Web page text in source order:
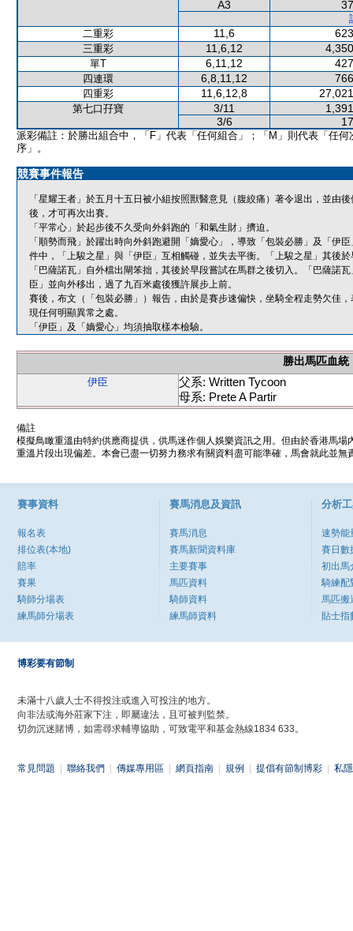
A3
二重彩
11,6
三重彩 11,6,12
單T 6,11,12
四連環 6,8,11,12
四重彩 11,6,12,8
第七口孖寶 3/11
3/6
派彩備註：於勝出組合中，「F」代表「任何組合」；「M」則代表「任何
序」。
競賽事件報告
「星耀王者」於五月十五日被小組按照獸醫意見（腹絞痛）著令退出，並由
後，才可再次出賽。
「平常心」於起步後不久受向外斜跑的「和氣生財」擠迫。
「順勢而飛」於躍出時向外斜跑避開「嫡愛心」，導致「包裝必勝」及「伊
件中，「上駿之星」與「伊臣」互相觸碰，並失去平衡。「上駿之星」其後
「巴薩諾瓦」自外檔出閘笨拙，其後於早段嘗試在馬群之後切入。「巴薩諾
臣」並向外移出，過了九百米處後獲許展步上前。
賽後，布文（「包裝必勝」）報告，由於是賽步速偏快，坐騎全程走勢欠佳
現任何明顯異常之處。
「伊臣」及「嫡愛心」均須抽取樣本檢驗。
勝出馬匹血統
伊臣
父系: Written Tycoon
母系: Prete A Partir
備註
模擬鳥瞰重溫由特約供應商提供，供馬迷作個人娛樂資訊之用。但由於香港馬
重溫片段出現偏差。本會已盡一切努力務求有關資料盡可能準確，馬會就此並
賽事資料
報名表
排位表(本地)
賠率
賽果
騎師分場表
練馬師分場表
賽馬消息及資訊
賽馬消息
賽馬新聞資料庫
主要賽事
馬匹資料
騎師資料
練馬師資料
分析
速勢能
賽日數
初出馬
騎練配
馬匹搬
貼士指
博彩要有節制
未滿十八歲人士不得投注或進入可投注的地方。
向非法或海外莊家下注，即屬違法，且可被判監禁。
切勿沉迷賭博，如需尋求輔導協助，可致電平和基金熱線1834 633。
常見問題 聯絡我們 傳媒專用區 網頁指南 規例 提倡有節制博彩 私